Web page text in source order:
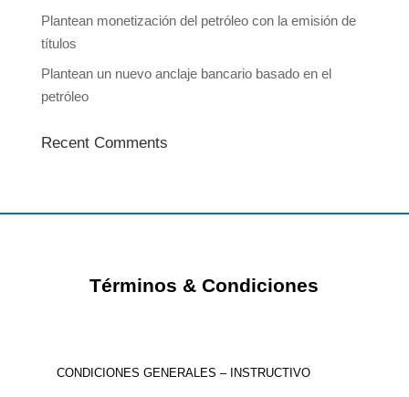
Plantean monetización del petróleo con la emisión de
títulos
Plantean un nuevo anclaje bancario basado en el
petróleo
Recent Comments
Términos & Condiciones
CONDICIONES GENERALES – INSTRUCTIVO